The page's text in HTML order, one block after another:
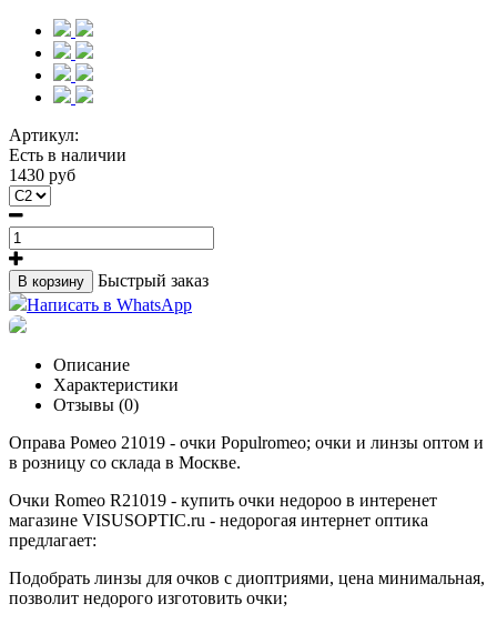
Артикул:
Есть в наличии
1430 руб
В корзину
Быстрый заказ
Написать в WhatsApp
Описание
Характеристики
Отзывы (0)
Оправа Ромео 21019 - очки Populromeo; очки и линзы оптом и
в розницу со склада в Москве.
Очки Romeo R21019 - купить очки недороо в интеренет
магазине VISUSOPTIC.ru - недорогая интернет оптика
предлагает:
Подобрать линзы для очков с диоптриями, цена минимальная,
позволит недорого изготовить очки;